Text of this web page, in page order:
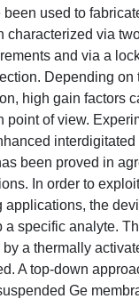
used to
characterized via
and via a
Depending on
high gain factors
point of view.
interdigitated
been proved in
In order to
applications, the
a specific analyte.
a thermally
A top-down
Ge